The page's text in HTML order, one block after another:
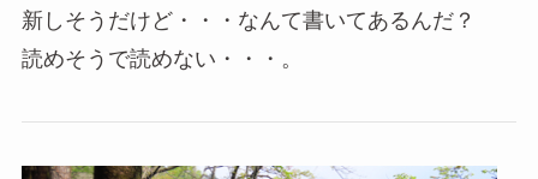
新しそうだけど・・・なんて書いてあるんだ？
読めそうで読めない・・・。